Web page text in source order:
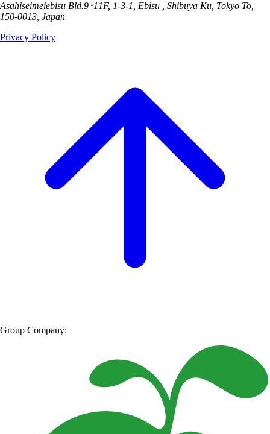
Asahiseimeiebisu Bld.9･11F, 1-3-1, Ebisu , Shibuya Ku, Tokyo To,
150-0013, Japan
Privacy Policy
Group Company: